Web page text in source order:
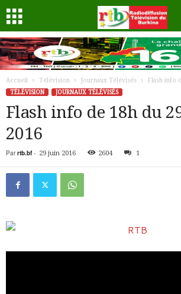
Accueil Télévision Journaux Télévisés
Flash info
TÉLÉVISION
JOURNAUX TÉLÉVISÉS
Flash info de 18h du
2016
Par rtb.bf- 29 juin 2016 2604 1